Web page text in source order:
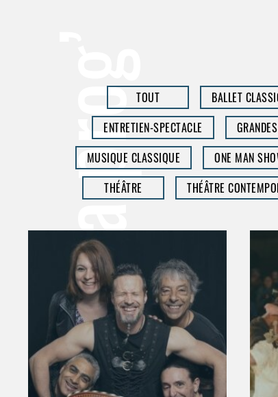
la prog’
TOUT BALLET
ENTRETIEN-SPECTACLE
MUSIQUE CLASSIQUE
ONE MAN
THÉÂTRE
THÉÂTRE